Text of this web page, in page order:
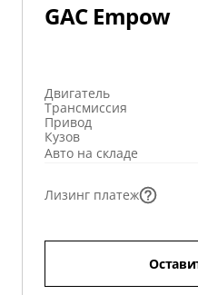
GAC Empow
Двигатель
Трансмиссия
Привод
Кузов
Авто на складе
Лизинг платеж